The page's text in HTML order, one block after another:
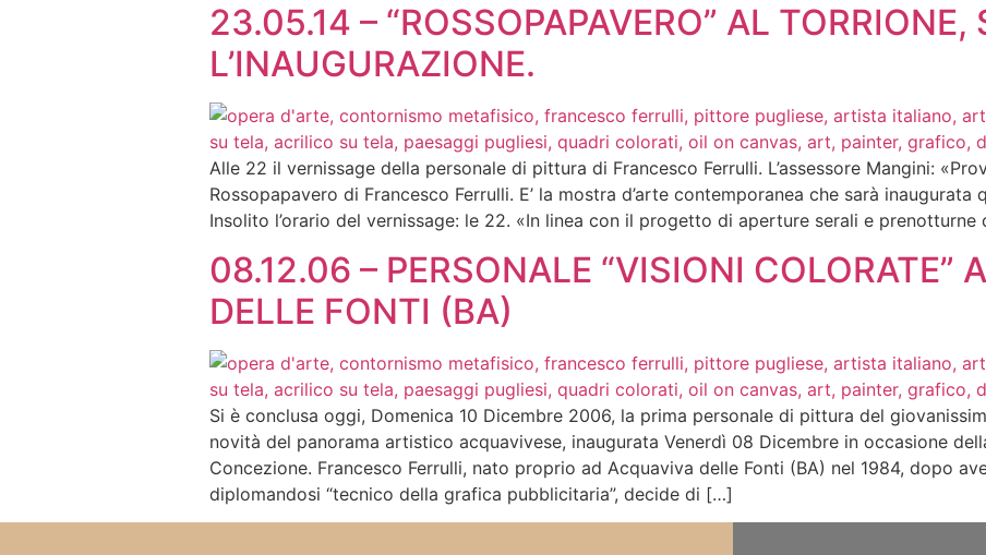
23.05.14 – “ROSSOPAPAVERO” AL TORRIONE,
L’INAUGURAZIONE.
Alle 22 il vernissage della personale di pittura di Francesco Ferrulli. L’assessore Mangini:
Rossopapavero di Francesco Ferrulli. E’ la mostra d’arte contemporanea che sarà inaugurata
Insolito l’orario del vernissage: le 22. «In linea con il progetto di aperture serali e
08.12.06 – PERSONALE “VISIONI COLORATE”
DELLE FONTI (BA)
Si è conclusa oggi, Domenica 10 Dicembre 2006, la prima personale di pittura del
novità del panorama artistico acquavivese, inaugurata Venerdì 08 Dicembre in occasione
Concezione. Francesco Ferrulli, nato proprio ad Acquaviva delle Fonti (BA) nel 1984, dopo
diplomandosi “tecnico della grafica pubblicitaria”, decide di […]